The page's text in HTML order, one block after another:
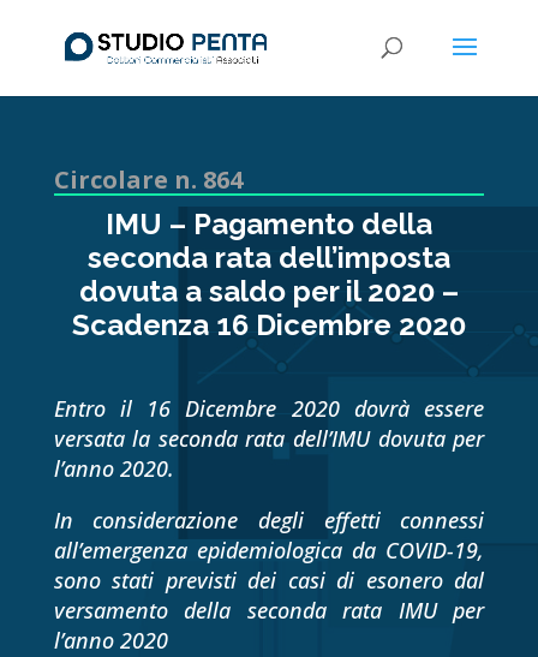
Circolare n. 864
IMU – Pagamento della
seconda rata dell’imposta
dovuta a saldo per il 2020 –
Scadenza 16 Dicembre 2020
Entro il 16 Dicembre 2020 dovrà essere
versata la seconda rata dell’IMU dovuta per
l’anno 2020.
In considerazione degli effetti connessi
all’emergenza epidemiologica da COVID-19,
sono stati previsti dei casi di esonero dal
versamento della seconda rata IMU per
l’anno 2020